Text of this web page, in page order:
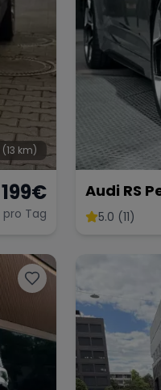
(13 km)
199€
pro Tag
Audi RS
5.0 (11)